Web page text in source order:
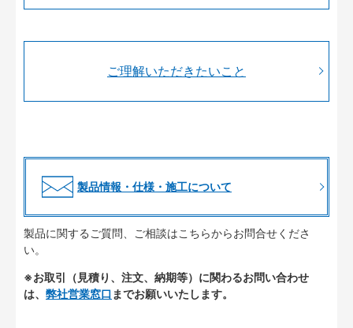
ご理解いただきたいこと
製品情報・仕様・施工について
製品に関するご質問、ご相談はこちらからお問合せくださ
い。
※お取引（見積り、注文、納期等）に関わるお問い合わせ
は、 弊社営業窓口 までお願いいたします。